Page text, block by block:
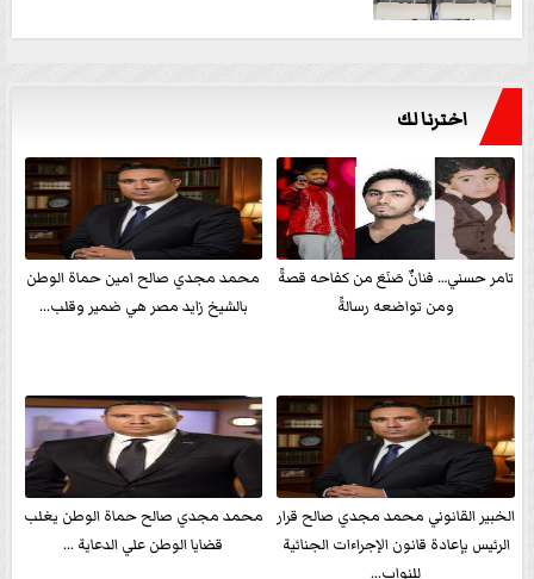
اخترنا لك
تامر حسني… فنانٌ صَنَعَ من كفاحه قصةً
ومن تواضعه رسالةً
محمد مجدي صالح امين حماة الوطن
بالشيخ زايد مصر هي ضمير وقلب...
الخبير القانوني محمد مجدي صالح قرار
الرئيس بإعادة قانون الإجراءات الجنائية
للنواب...
محمد مجدي صالح حماة الوطن يغلب
قضايا الوطن علي الدعاية ...